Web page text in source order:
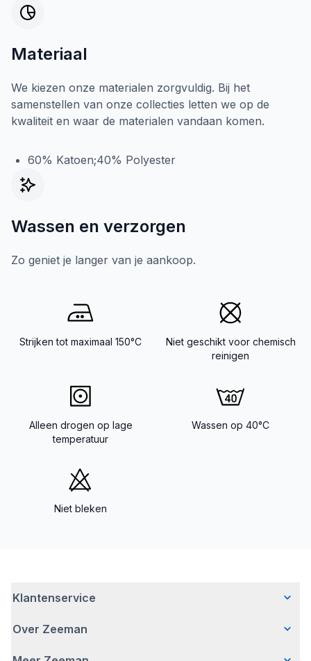
Materiaal
We kiezen onze materialen zorgvuldig. Bij het
samenstellen van onze collecties letten we op de
kwaliteit en waar de materialen vandaan komen.
60% Katoen;40% Polyester
Wassen en verzorgen
Zo geniet je langer van je aankoop.
Strijken tot maximaal 150°C
Niet geschikt voor chemisch
reinigen
Alleen drogen op lage
temperatuur
Wassen op 40°C
Niet bleken
Klantenservice
Veelgestelde vragen
Over Zeeman